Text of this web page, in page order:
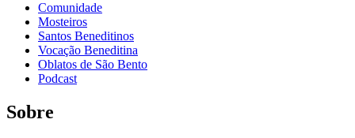
Comunidade
Mosteiros
Santos Beneditinos
Vocação Beneditina
Oblatos de São Bento
Podcast
Sobre